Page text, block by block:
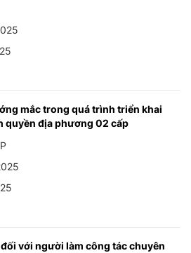
mắc trong quá trình triển khai
quyền địa phương 02 cấp
với người làm công tác chuyên